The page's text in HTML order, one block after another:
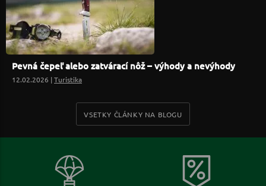
Pevná čepeľ alebo zatvárací nôž – výhody a nevýhody
12.02.2026 |Turistika
VSETKY ČLÁNKY NA BLOGU